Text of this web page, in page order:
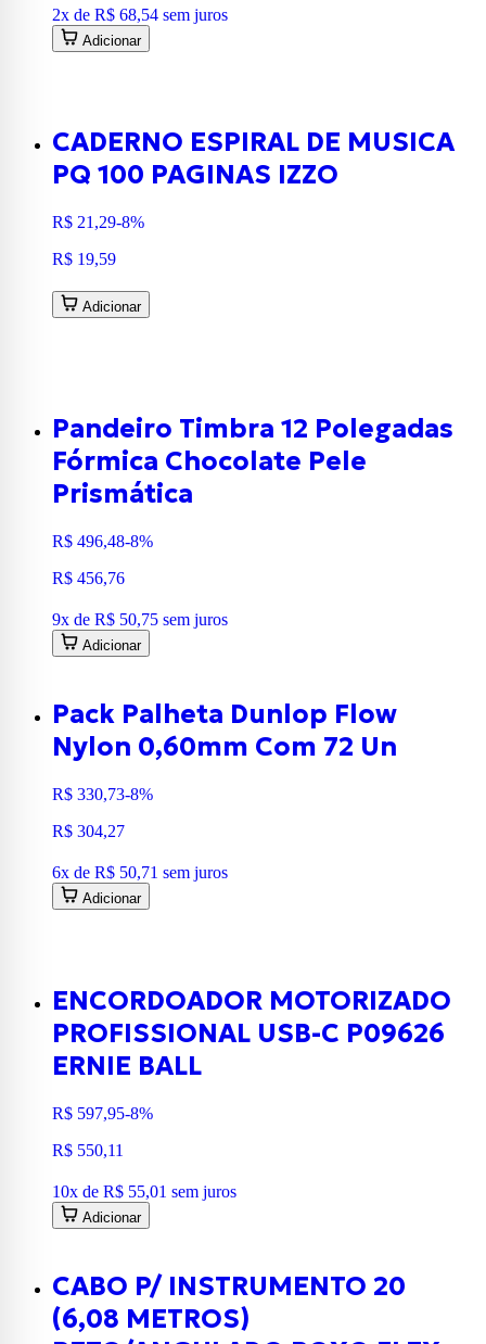
2x de R$ 68,54 sem juros
Adicionar
CADERNO ESPIRAL DE MUSICA
PQ 100 PAGINAS IZZO
R$ 21,29-8%
R$ 19,59
Adicionar
Pandeiro Timbra 12 Polegadas
Fórmica Chocolate Pele
Prismática
R$ 496,48-8%
R$ 456,76
9x de R$ 50,75 sem juros
Adicionar
Pack Palheta Dunlop Flow
Nylon 0,60mm Com 72 Un
R$ 330,73-8%
R$ 304,27
6x de R$ 50,71 sem juros
Adicionar
ENCORDOADOR MOTORIZADO
PROFISSIONAL USB-C P09626
ERNIE BALL
R$ 597,95-8%
R$ 550,11
10x de R$ 55,01 sem juros
Adicionar
CABO P/ INSTRUMENTO 20
(6,08 METROS)